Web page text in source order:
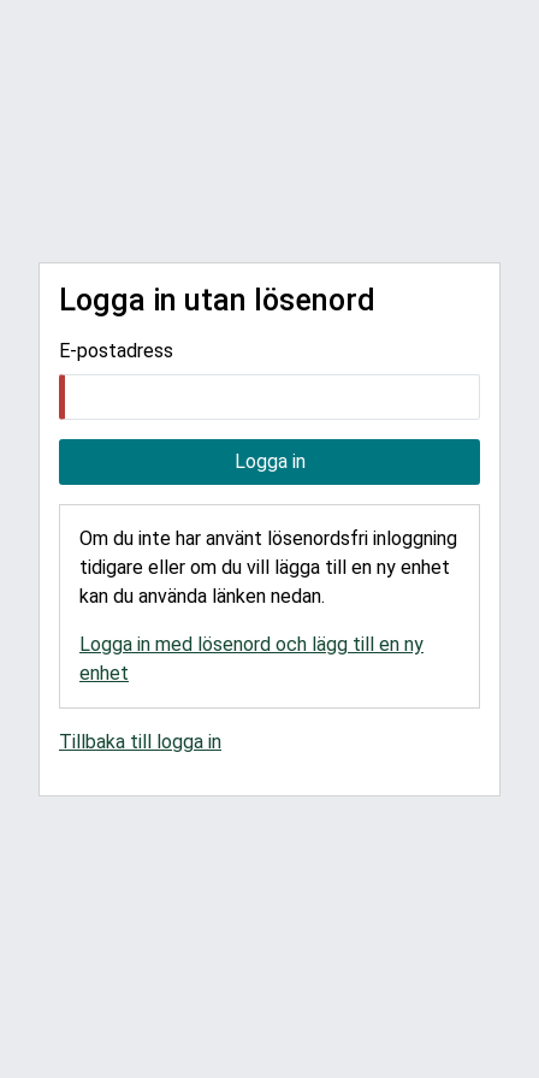
Logga in utan lösenord
E-postadress
Logga in
Om du inte har använt lösenordsfri inloggning
tidigare eller om du vill lägga till en ny enhet
kan du använda länken nedan.
Logga in med lösenord och lägg till en ny
enhet
Tillbaka till logga in